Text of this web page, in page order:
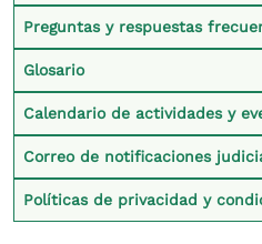
Preguntas y respuestas
Glosario
Calendario de actividades y
Correo de notificaciones
Políticas de privacidad y